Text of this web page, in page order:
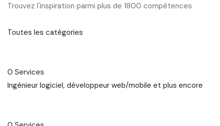
Trouvez l'inspiration parmi plus de 1800 compétences
Toutes les catégories
0 Services
Ingénieur logiciel, développeur web/mobile et plus encore